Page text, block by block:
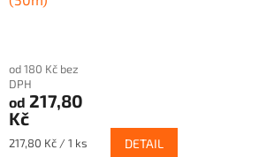
od 180 Kč bez
DPH
od 217,80
Kč
Měrná
217,80 Kč / 1 ks DETAIL